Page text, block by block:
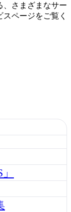
、さまざまなサー
ページをご覧く